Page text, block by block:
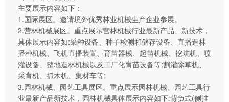
主要展示内容如下：
1.国际展区。邀请境外优秀林业机械生产企业参展。
2.营林机械展区。重点展示营林机械行业最新产品、新技术，
具体展示内容如:采种设备、种子检测和储存设备、直播造林
播种机械、飞机直播装置、育苗器械、起苗机械、挖坑机、喷
灌设备、整地造林机械以及工厂化育苗设备等;割灌除草机、
采育机、抓木机、集材车等;
3.园林机械、园艺工具展区。重点展示园林机械、园艺工具行
业最新产品新技术，园林机械具体展示内容如下:背负式(侧挂